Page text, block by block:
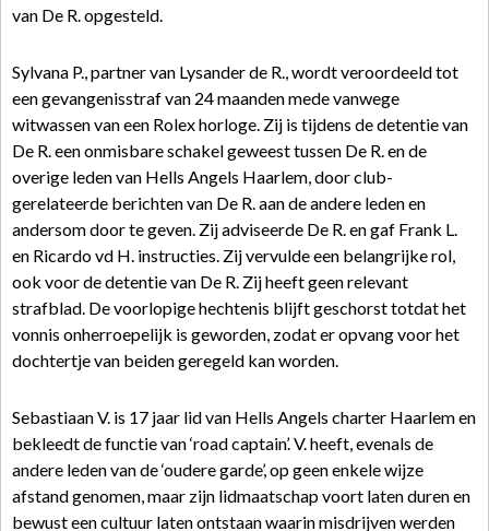
van De R. opgesteld.
Sylvana P., partner van Lysander de R., wordt veroordeeld tot
een gevangenisstraf van 24 maanden mede vanwege
witwassen van een Rolex horloge. Zij is tijdens de detentie van
De R. een onmisbare schakel geweest tussen De R. en de
overige leden van Hells Angels Haarlem, door club-
gerelateerde berichten van De R. aan de andere leden en
andersom door te geven. Zij adviseerde De R. en gaf Frank L.
en Ricardo vd H. instructies. Zij vervulde een belangrijke rol,
ook voor de detentie van De R. Zij heeft geen relevant
strafblad. De voorlopige hechtenis blijft geschorst totdat het
vonnis onherroepelijk is geworden, zodat er opvang voor het
dochtertje van beiden geregeld kan worden.
Sebastiaan V. is 17 jaar lid van Hells Angels charter Haarlem en
bekleedt de functie van ‘road captain’. V. heeft, evenals de
andere leden van de ‘oudere garde’, op geen enkele wijze
afstand genomen, maar zijn lidmaatschap voort laten duren en
bewust een cultuur laten ontstaan waarin misdrijven werden